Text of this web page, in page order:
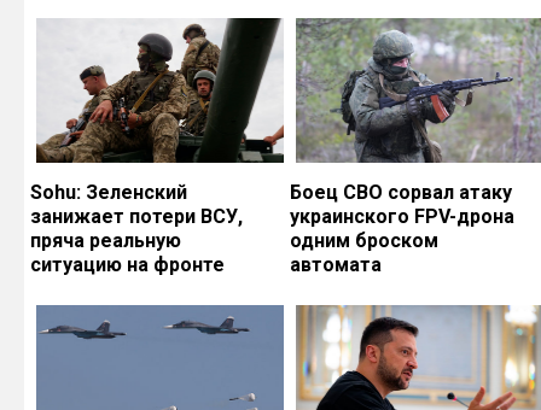
Sohu: Зеленский
занижает потери ВСУ,
пряча реальную
ситуацию на фронте
Боец СВО сорвал атаку
украинского FPV-дрона
одним броском
автомата